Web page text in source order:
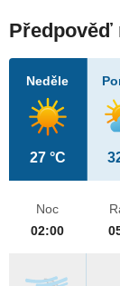
Předpověď
Neděle
27 °C
Noc
02:00